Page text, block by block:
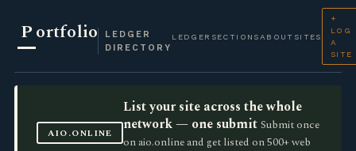
Portfolio
LEDGER
DIRECTORY
LEDGER SECTIONS ABOUT SITES
+
LOG
A
SITE
AIO.ONLINE
List your site across the whole
network — one submit Submit once
on aio.online and get listed on 500+ web